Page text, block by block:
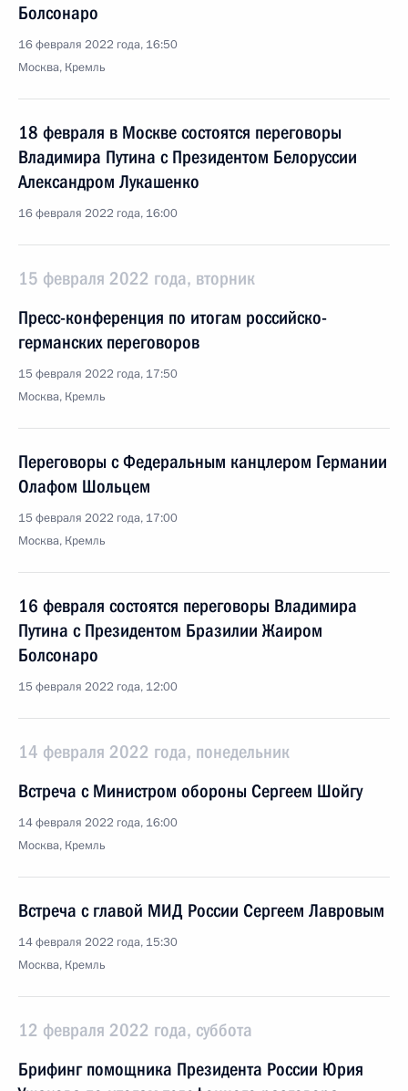
Болсонаро
16 февраля 2022 года, 16:50
Москва, Кремль
18 февраля в Москве состоятся переговоры
Владимира Путина с Президентом Белоруссии
Александром Лукашенко
16 февраля 2022 года, 16:00
15 февраля 2022 года, вторник
Пресс-конференция по итогам российско-
германских переговоров
15 февраля 2022 года, 17:50
Москва, Кремль
Переговоры с Федеральным канцлером Германии
Олафом Шольцем
15 февраля 2022 года, 17:00
Москва, Кремль
16 февраля состоятся переговоры Владимира
Путина с Президентом Бразилии Жаиром
Болсонаро
15 февраля 2022 года, 12:00
14 февраля 2022 года, понедельник
Встреча с Министром обороны Сергеем Шойгу
14 февраля 2022 года, 16:00
Москва, Кремль
Встреча с главой МИД России Сергеем Лавровым
14 февраля 2022 года, 15:30
Москва, Кремль
12 февраля 2022 года, суббота
Брифинг помощника Президента России Юрия